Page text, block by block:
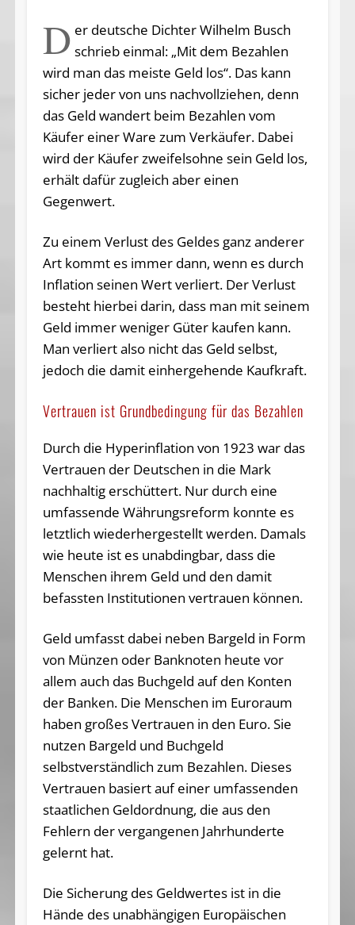
D er deutsche Dichter Wilhelm Busch
schrieb einmal: „Mit dem Bezahlen
wird man das meiste Geld los“. Das kann
sicher jeder von uns nachvollziehen, denn
das Geld wandert beim Bezahlen vom
Käufer einer Ware zum Verkäufer. Dabei
wird der Käufer zweifelsohne sein Geld los,
erhält dafür zugleich aber einen
Gegenwert.
Zu einem Verlust des Geldes ganz anderer
Art kommt es immer dann, wenn es durch
Inflation seinen Wert verliert. Der Verlust
besteht hierbei darin, dass man mit seinem
Geld immer weniger Güter kaufen kann.
Man verliert also nicht das Geld selbst,
jedoch die damit einhergehende Kaufkraft.
Vertrauen ist Grundbedingung für das Bezahlen
Durch die Hyperinflation von 1923 war das
Vertrauen der Deutschen in die Mark
nachhaltig erschüttert. Nur durch eine
umfassende Währungsreform konnte es
letztlich wiederhergestellt werden. Damals
wie heute ist es unabdingbar, dass die
Menschen ihrem Geld und den damit
befassten Institutionen vertrauen können.
Geld umfasst dabei neben Bargeld in Form
von Münzen oder Banknoten heute vor
allem auch das Buchgeld auf den Konten
der Banken. Die Menschen im Euroraum
haben großes Vertrauen in den Euro. Sie
nutzen Bargeld und Buchgeld
selbstverständlich zum Bezahlen. Dieses
Vertrauen basiert auf einer umfassenden
staatlichen Geldordnung, die aus den
Fehlern der vergangenen Jahrhunderte
gelernt hat.
Die Sicherung des Geldwertes ist in die
Hände des unabhängigen Europäischen